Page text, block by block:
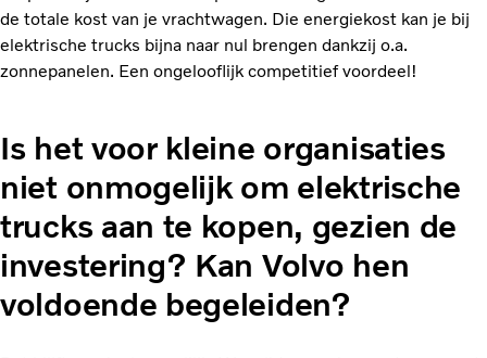
de totale kost van je vrachtwagen. Die energiekost kan je bij
elektrische trucks bijna naar nul brengen dankzij o.a.
zonnepanelen. Een ongelooflijk competitief voordeel!
Is het voor kleine organisaties
niet onmogelijk om elektrische
trucks aan te kopen, gezien de
investering? Kan Volvo hen
voldoende begeleiden?